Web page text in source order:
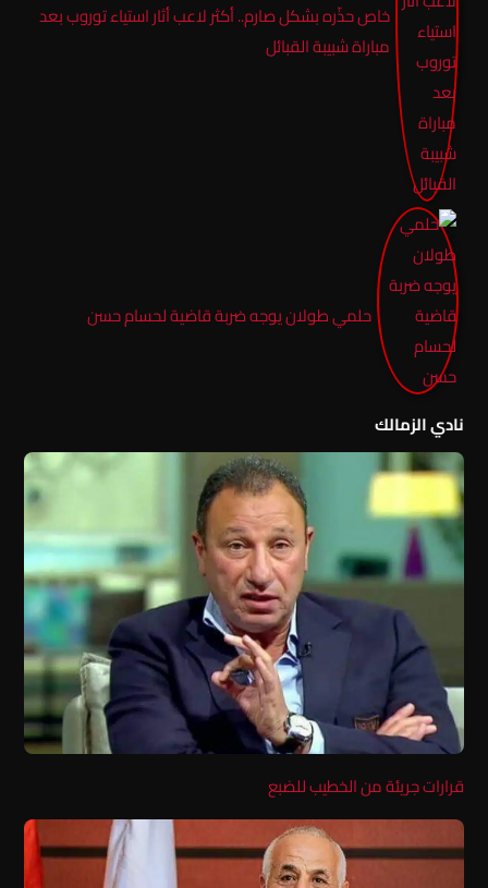
خاص حذّره بشكل صارم.. أكثر لاعب أثار استياء توروب بعد
مباراة شبيبة القبائل
حلمي طولان يوجه ضربة قاضية لحسام حسن
نادي الزمالك
قرارات جريئة من الخطيب للضبع